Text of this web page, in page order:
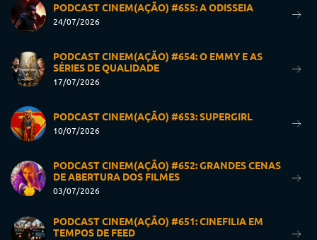
PODCAST CINEM(AÇÃO) #655: A ODISSEIA
24/07/2026
PODCAST CINEM(AÇÃO) #654: O EMMY E AS
SÉRIES DE QUALIDADE
17/07/2026
PODCAST CINEM(AÇÃO) #653: SUPERGIRL
10/07/2026
PODCAST CINEM(AÇÃO) #652: GRANDES CENAS
DE ABERTURA DOS FILMES
03/07/2026
PODCAST CINEM(AÇÃO) #651: CINEFILIA EM
TEMPOS DE FEED